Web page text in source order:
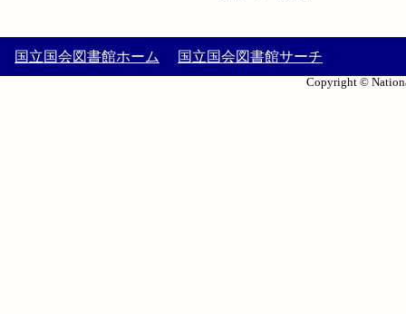
国立国会図書館ホーム 国立国会図書館サーチ
Copyright ©